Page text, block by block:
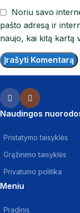
Noriu savo
pašto adresą ir
naujo, kai kitą kartą
Naudingos
Pristatymo taisyklės
Grąžinimo taisyklės
Privatumo politika
Meniu
Pradinis